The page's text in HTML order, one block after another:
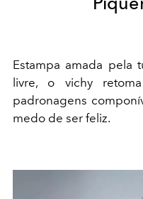
Estampa amada pela
livre, o vichy
padronagens
medo de ser feliz.